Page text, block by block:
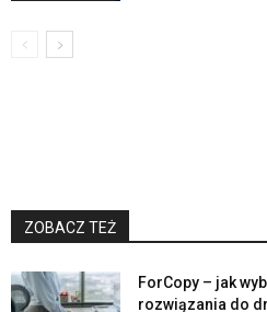
ZOBACZ TEŻ
ForCopy – jak
rozwiązania do